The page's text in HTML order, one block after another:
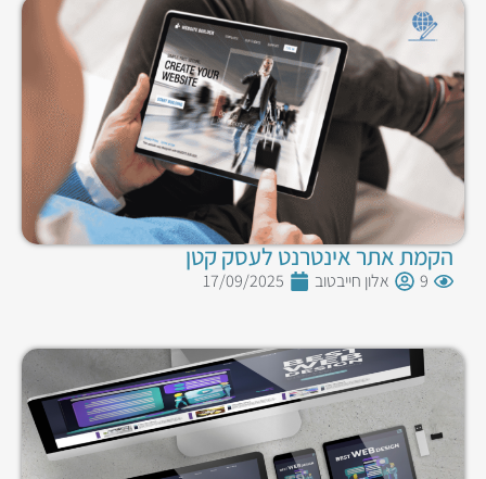
הקמת אתר אינטרנט לעסק קטן
9 אלון חייבטוב 17/09/2025